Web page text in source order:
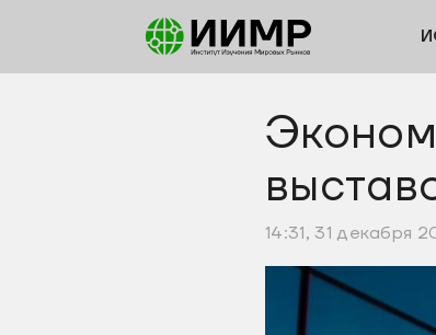
14:31, 31 декабря